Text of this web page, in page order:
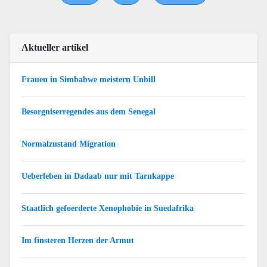
Aktueller artikel
Frauen in Simbabwe meistern Unbill
Besorgniserregendes aus dem Senegal
Normalzustand Migration
Ueberleben in Dadaab nur mit Tarnkappe
Staatlich gefoerderte Xenophobie in Suedafrika
Im finsteren Herzen der Armut